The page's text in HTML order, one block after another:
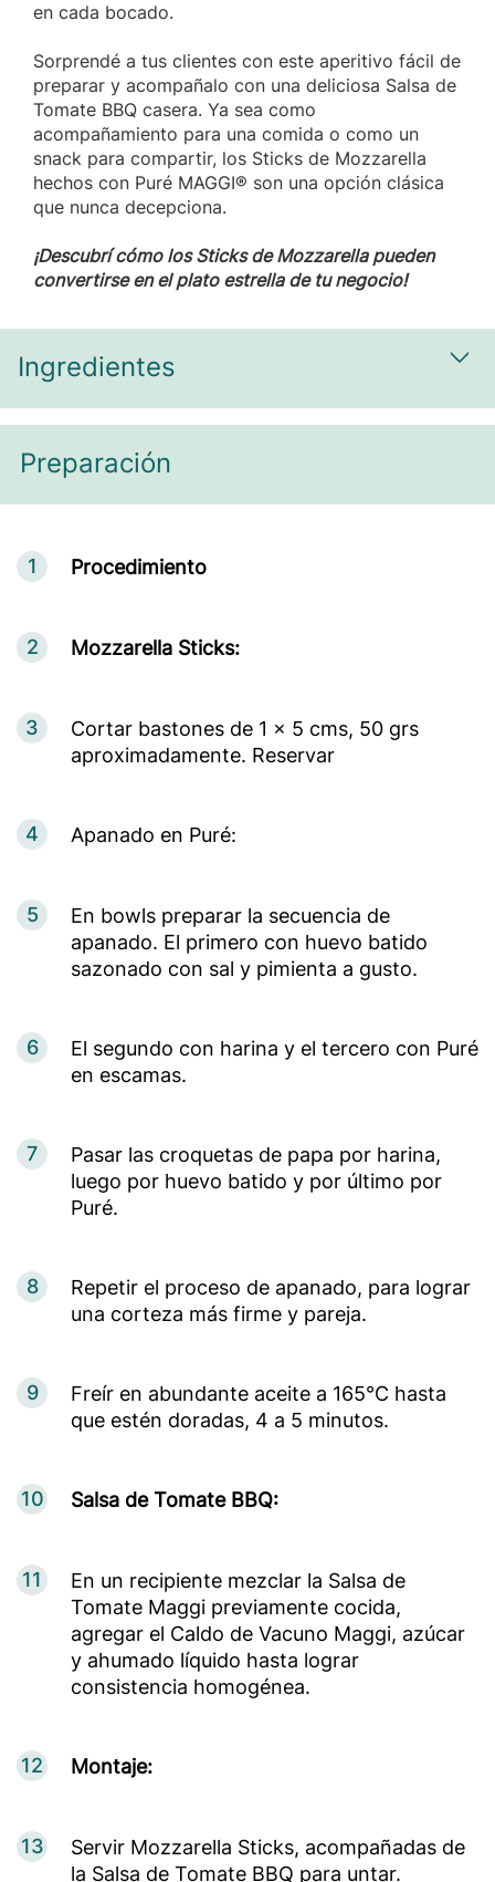
en cada bocado.
Sorprendé a tus clientes con este aperitivo fácil de
preparar y acompañalo con una deliciosa Salsa de
Tomate BBQ casera. Ya sea como
acompañamiento para una comida o como un
snack para compartir, los Sticks de Mozzarella
hechos con Puré MAGGI® son una opción clásica
que nunca decepciona.
¡Descubrí cómo los Sticks de Mozzarella pueden
convertirse en el plato estrella de tu negocio!
Ingredientes
Preparación
1 Procedimiento
2 Mozzarella Sticks:
3
Cortar bastones de 1 x 5 cms, 50 grs
aproximadamente. Reservar
4 Apanado en Puré:
5
En bowls preparar la secuencia de
apanado. El primero con huevo batido
sazonado con sal y pimienta a gusto.
6
El segundo con harina y el tercero con Puré
en escamas.
7
Pasar las croquetas de papa por harina,
luego por huevo batido y por último por
Puré.
8
Repetir el proceso de apanado, para lograr
una corteza más firme y pareja.
9
Freír en abundante aceite a 165°C hasta
que estén doradas, 4 a 5 minutos.
10 Salsa de Tomate BBQ:
11
En un recipiente mezclar la Salsa de
Tomate Maggi previamente cocida,
agregar el Caldo de Vacuno Maggi, azúcar
y ahumado líquido hasta lograr
consistencia homogénea.
12 Montaje:
13
Servir Mozzarella Sticks, acompañadas de
la Salsa de Tomate BBQ para untar.